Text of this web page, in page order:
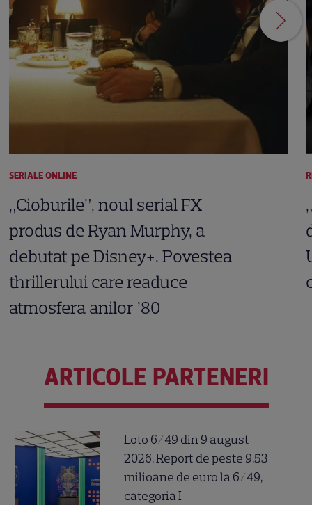
SERIALE ONLINE
„Cioburile”, noul serial FX
produs de Ryan Murphy, a
debutat pe Disney+. Povestea
thrillerului care readuce
atmosfera anilor ’80
ARTICOLE PARTENERI
Loto 6/49 din 9 august
2026. Report de peste 9,53
milioane de euro la 6/49,
categoria I